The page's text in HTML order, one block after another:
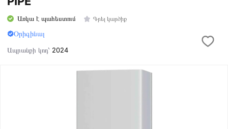
Առկա է պահեստում Գրել կարծիք
Օրիգինալ
Ապրանքի կոդ՝ 2024